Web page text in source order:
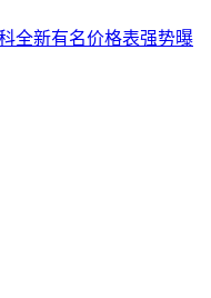
全新有名价格表强势曝